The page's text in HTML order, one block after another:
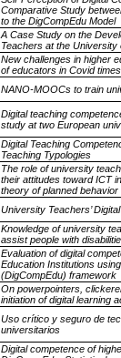
Comparative Study
to the DigCompEdu Model
A Case Study on the
Teachers at the University
New challenges in higher
of educators in Covid times
NANO-MOOCs to train
Digital teaching
study at two European
Digital Teaching
Teaching Typologies
The role of university
their attitudes toward ICT
theory of planned behavior
University Teachers’
Knowledge of university
assist people with
Evaluation of digital
Education Institutions
(DigCompEdu) framework
On powerpointers,
initiation of digital learning
Uso crítico y seguro de
universitarios
Digital competence of